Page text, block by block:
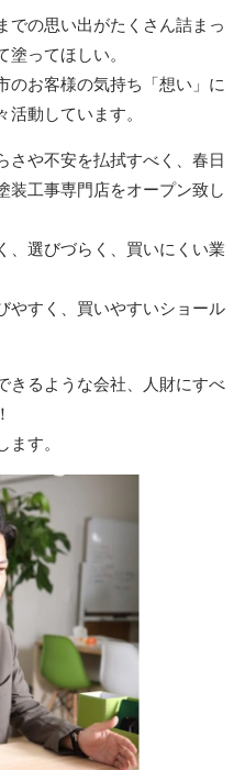
での思い出がたくさん詰まっ
ってほしい。
のお客様の気持ち「想い」に
動しています。
さや不安を払拭すべく、春日
装工事専門店をオープン致し
、選びづらく、買いにくい業
やすく、買いやすいショール
きるような会社、人財にすべ
す。